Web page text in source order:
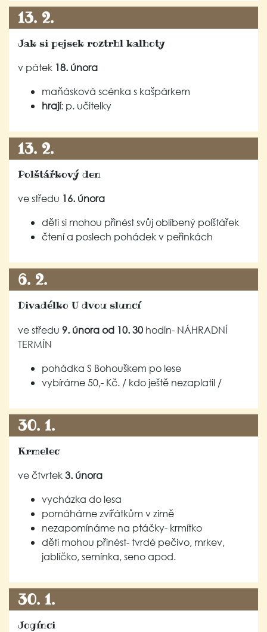
13. 2.
Jak si pejsek roztrhl kalhoty
v pátek 18. února
maňásková scénka s kašpárkem
hrají: p. učitelky
13. 2.
Polštářkový den
ve středu 16. února
děti si mohou přinést svůj oblíbený polštářek
čtení a poslech pohádek v peřinkách
6. 2.
Divadélko U dvou sluncí
ve středu 9. února od 10. 30 hodin- NÁHRADNÍ
TERMÍN
pohádka S Bohouškem po lese
vybíráme 50,- Kč. / kdo ještě nezaplatil /
30. 1.
Krmelec
ve čtvrtek3. února
vycházka do lesa
pomáháme zvířátkům v zimě
nezapomínáme na ptáčky- krmítko
děti mohou přinést- tvrdé pečivo, mrkev,
jablíčko, semínka, seno apod.
30. 1.
Jogínci